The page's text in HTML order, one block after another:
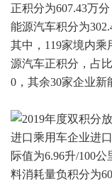
正积分为607.43万
能源汽车积分为
其中，119家境内
源汽车正积分，占
0，其余30家企业新
进口乘用车企业进
际值为6.96升/100
料消耗量负积分为